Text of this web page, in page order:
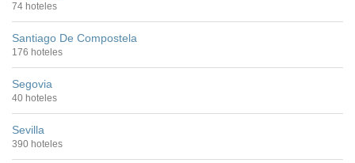
74 hoteles
Santiago De Compostela
176 hoteles
Segovia
40 hoteles
Sevilla
390 hoteles